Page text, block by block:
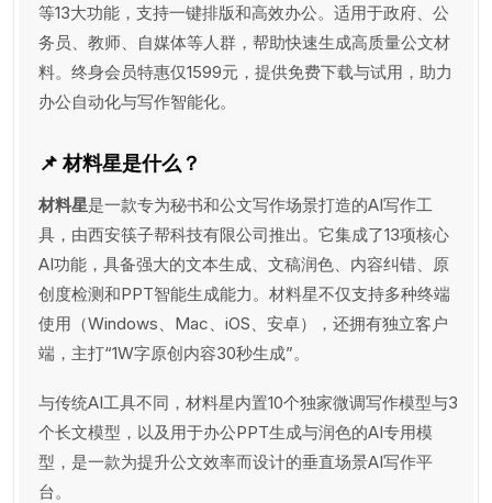
等13大功能，支持一键排版和高效办公。适用于政府、公
务员、教师、自媒体等人群，帮助快速生成高质量公文材
料。终身会员特惠仅1599元，提供免费下载与试用，助力
办公自动化与写作智能化。
📌 材料星是什么？
材料星是一款专为秘书和公文写作场景打造的AI写作工
具，由西安筷子帮科技有限公司推出。它集成了13项核心
AI功能，具备强大的文本生成、文稿润色、内容纠错、原
创度检测和PPT智能生成能力。材料星不仅支持多种终端
使用（Windows、Mac、iOS、安卓），还拥有独立客户
端，主打“1W字原创内容30秒生成”。
与传统AI工具不同，材料星内置10个独家微调写作模型与3
个长文模型，以及用于办公PPT生成与润色的AI专用模
型，是一款为提升公文效率而设计的垂直场景AI写作平
台。